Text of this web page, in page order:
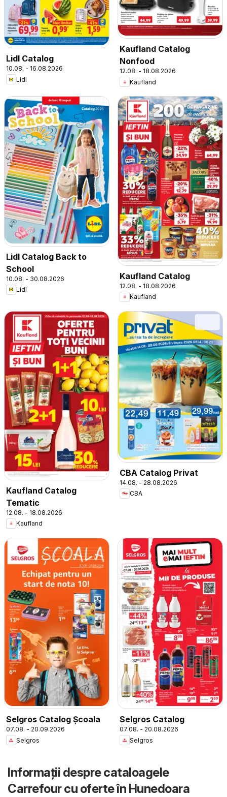
Lidl Catalog
10.08. - 16.08.2026
Lidl
Kaufland Catalog
Nonfood
12.08. - 18.08.2026
Kaufland
Lidl Catalog Back to
School
10.08. - 30.08.2026
Lidl
Kaufland Catalog
12.08. - 18.08.2026
Kaufland
Kaufland Catalog
Tematic
12.08. - 18.08.2026
Kaufland
CBA Catalog Privat
14.08. - 28.08.2026
CBA
Selgros Catalog Şcoala
07.08. - 20.09.2026
Selgros
Selgros Catalog
07.08. - 20.08.2026
Selgros
Informații despre cataloagele
Carrefour cu oferte în Hunedoara